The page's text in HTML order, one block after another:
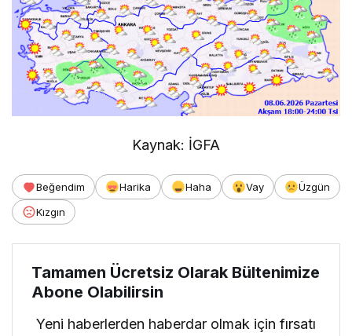
Kaynak: İGFA
Beğendim Harika Haha Vay
Üzgün
Kızgın
Tamamen Ücretsiz Olarak Bültenimize
Abone Olabilirsin
Yeni haberlerden haberdar olmak için fırsatı